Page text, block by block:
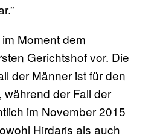
Moment dem
Gerichtshof vor. Die
der Männer ist für den
während der Fall der
im November 2015
Hirdaris als auch